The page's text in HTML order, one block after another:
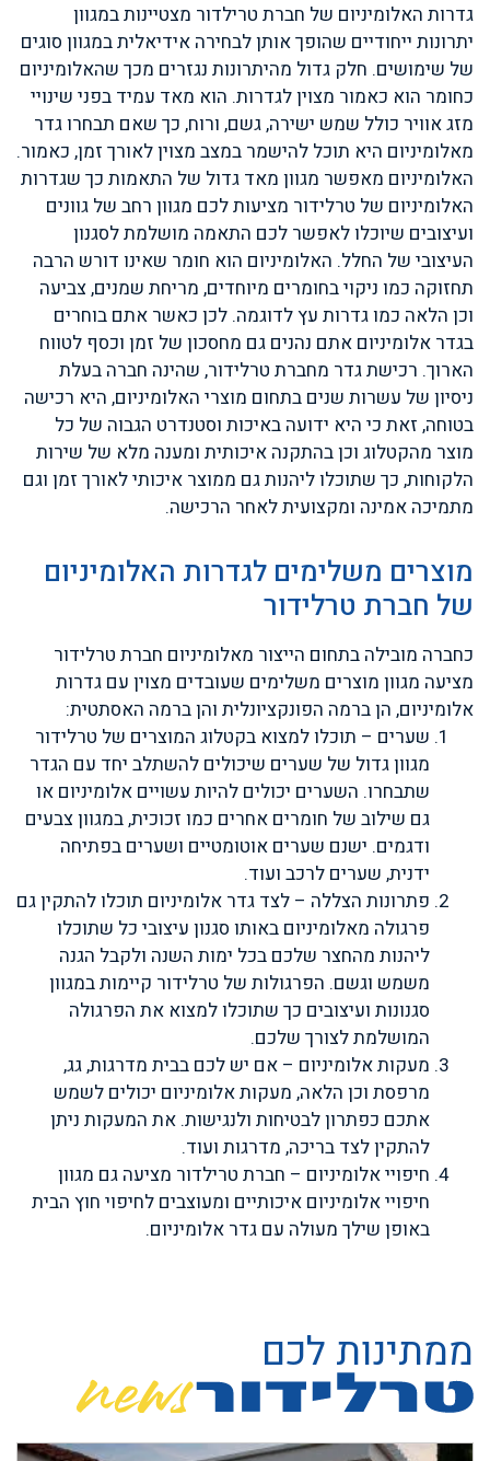
גדרות האלומיניום של חברת טרילדור מצטיינות במגוון
יתרונות ייחודיים שהופך אותן לבחירה אידיאלית במגוון סוגים
של שימושים. חלק גדול מהיתרונות נגזרים מכך שהאלומיניום
כחומר הוא כאמור מצוין לגדרות. הוא מאד עמיד בפני שינויי
מזג אוויר כולל שמש ישירה, גשם, ורוח, כך שאם תבחרו גדר
מאלומיניום היא תוכל להישמר במצב מצוין לאורך זמן, כאמור.
האלומיניום מאפשר מגוון מאד גדול של התאמות כך שגדרות
האלומיניום של טרלידור מציעות לכם מגוון רחב של גוונים
ועיצובים שיוכלו לאפשר לכם התאמה מושלמת לסגנון
העיצובי של החלל. האלומיניום הוא חומר שאינו דורש הרבה
תחזוקה כמו ניקוי בחומרים מיוחדים, מריחת שמנים, צביעה
וכן הלאה כמו גדרות עץ לדוגמה. לכן כאשר אתם בוחרים
בגדר אלומיניום אתם נהנים גם מחסכון של זמן וכסף לטווח
הארוך. רכישת גדר מחברת טרלידור, שהינה חברה בעלת
ניסיון של עשרות שנים בתחום מוצרי האלומיניום, היא רכישה
בטוחה, זאת כי היא ידועה באיכות וסטנדרט הגבוה של כל
מוצר מהקטלוג וכן בהתקנה איכותית ומענה מלא של שירות
הלקוחות, כך שתוכלו ליהנות גם ממוצר איכותי לאורך זמן וגם
מתמיכה אמינה ומקצועית לאחר הרכישה.
מוצרים משלימים לגדרות האלומיניום
של חברת טרלידור
כחברה מובילה בתחום הייצור מאלומיניום חברת טרלידור
מציעה מגוון מוצרים משלימים שעובדים מצוין עם גדרות
אלומיניום, הן ברמה הפונקציונלית והן ברמה האסתטית:
שערים – תוכלו למצוא בקטלוג המוצרים של טרלידור
מגוון גדול של שערים שיכולים להשתלב יחד עם הגדר
שתבחרו. השערים יכולים להיות עשויים אלומיניום או
גם שילוב של חומרים אחרים כמו זכוכית, במגוון צבעים
ודגמים. ישנם שערים אוטומטיים ושערים בפתיחה
ידנית, שערים לרכב ועוד.
פתרונות הצללה – לצד גדר אלומיניום תוכלו להתקין גם
פרגולה מאלומיניום באותו סגנון עיצובי כל שתוכלו
ליהנות מהחצר שלכם בכל ימות השנה ולקבל הגנה
משמש וגשם. הפרגולות של טרלידור קיימות במגוון
סגנונות ועיצובים כך שתוכלו למצוא את הפרגולה
המושלמת לצורך שלכם.
מעקות אלומיניום – אם יש לכם בבית מדרגות, גג,
מרפסת וכן הלאה, מעקות אלומיניום יכולים לשמש
אתכם כפתרון לבטיחות ולנגישות. את המעקות ניתן
להתקין לצד בריכה, מדרגות ועוד.
חיפויי אלומיניום – חברת טרילדור מציעה גם מגוון
חיפויי אלומיניום איכותיים ומעוצבים לחיפוי חוץ הבית
באופן שילך מעולה עם גדר אלומיניום.
ממתינות לכם